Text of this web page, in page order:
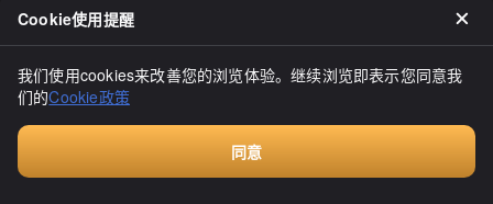
于是买了一些。然后我接受了盐腌和烫的建议，发现这其实很简单。
我还买了一些用来炒煮的蕨菜，与前几天在Iwamizawa买的油豆腐和
在竹山高原温泉附近采集的细竹笋一起做，味道非常好♬另外，我后
来才知道，这家店还卖南瓜料理。绝对会再来的（・ω・）
突然想吃 "なんこ" 了。没错！中村鲜鱼店就在这里。所以我来到了三
Cookie使用提醒
我们使用cookies来改善您的浏览体验。继续浏览即表示您同意我
们的Cookie政策
同意